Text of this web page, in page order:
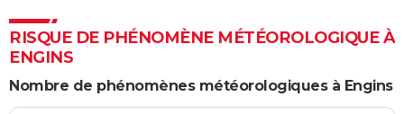
RISQUE DE PHÉNOMÈNE MÉTÉOROLOGIQUE À
ENGINS
Nombre de phénomènes météorologiques à Engins